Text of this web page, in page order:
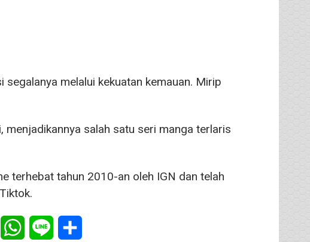
melalui kekuatan kemauan. Mirip
salah satu seri manga terlaris
terhebat tahun 2010-an oleh IGN dan telah
Twitter WhatsApp
Line